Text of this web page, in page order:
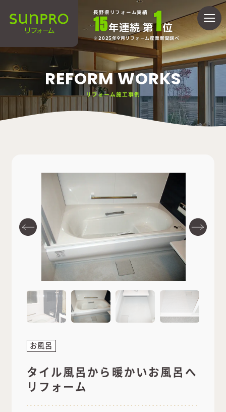
長野県リフォーム実績
15年連続 第1位
2025年9月リフォーム産業新聞調べ
REFORM WORKS
リフォーム施工事例
お風呂
タイル風呂から暖かいお風呂へ
リフォーム